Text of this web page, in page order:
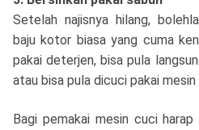
Setelah najisnya hilang,
baju kotor biasa yang cuma
pakai deterjen, bisa pula
atau bisa pula dicuci pakai mesin
Bagi pemakai mesin cuci